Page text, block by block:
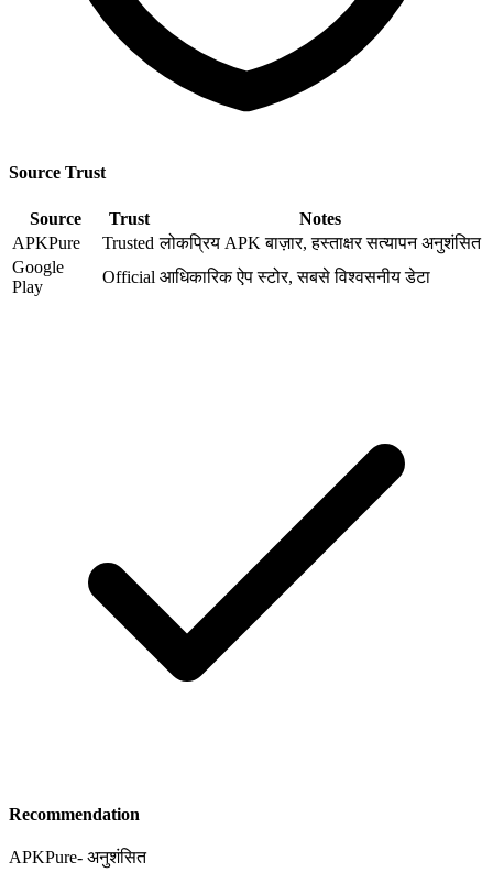
Source Trust
Source Trust
Notes
APKPure
Trusted लोकप्रिय APK बाज़ार, हस्ताक्षर सत्यापन अनुशंसित
Google
Play
Official आधिकारिक ऐप स्टोर, सबसे विश्वसनीय डेटा
Recommendation
APKPure- अनुशंसित